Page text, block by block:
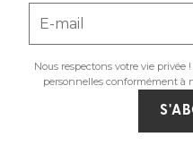
E-mail
Nous respectons votre vie privée
personnelles conformément à